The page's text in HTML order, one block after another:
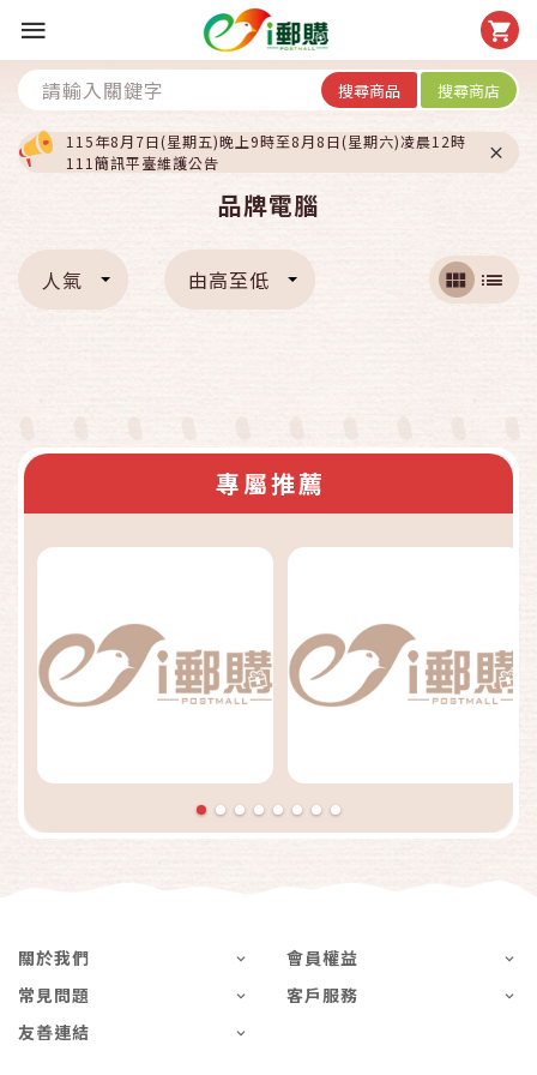
搜尋商品 搜尋商店
115年8月7日(星期五)晚上9時至8月8日(星期六)凌晨12時
111簡訊平臺維護公告
品牌電腦
人氣 由高至低
專屬推薦
關於我們
會員權益
常見問題
客戶服務
友善連結